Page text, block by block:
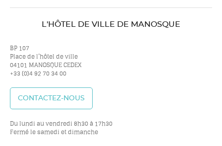
nous
sur
twitter
nous
facebook
nous
L'HÔTEL DE VILLE DE MANOSQUE
BP 107
Place de l’hôtel de ville
04101 MANOSQUE CEDEX
+33 (0)4 92 70 34 00
CONTACTEZ-NOUS
Du lundi au vendredi 8h30 à 17h30
Fermé le samedi et dimanche